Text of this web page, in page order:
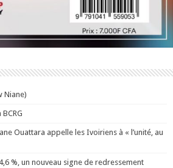
Niane)
Ouattara appelle les Ivoiriens à « l’unité, au
%, un nouveau signe de redressement